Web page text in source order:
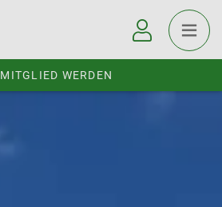
MITGLIED WERDEN